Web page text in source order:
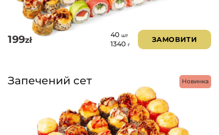
199zł
40 шт
1340 г
ЗАМОВИТИ
Новинка
Запечений сет